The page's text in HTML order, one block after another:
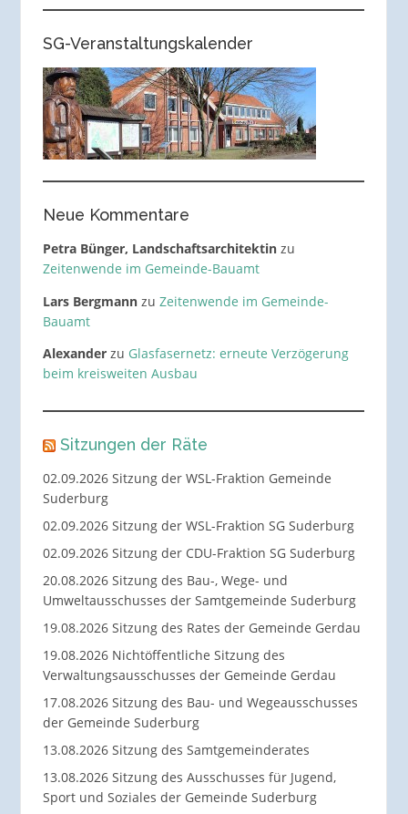
SG-Veranstaltungskalender
Neue Kommentare
Petra Bünger, Landschaftsarchitektinzu
Zeitenwende im Gemeinde-Bauamt
Lars Bergmannzu Zeitenwende im Gemeinde-
Bauamt
Alexanderzu Glasfasernetz: erneute Verzögerung
beim kreisweiten Ausbau
Sitzungen der Räte
02.09.2026 Sitzung der WSL-Fraktion Gemeinde
Suderburg
02.09.2026 Sitzung der WSL-Fraktion SG Suderburg
02.09.2026 Sitzung der CDU-Fraktion SG Suderburg
20.08.2026 Sitzung des Bau-, Wege- und
Umweltausschusses der Samtgemeinde Suderburg
19.08.2026 Sitzung des Rates der Gemeinde Gerdau
19.08.2026 Nichtöffentliche Sitzung des
Verwaltungsausschusses der Gemeinde Gerdau
17.08.2026 Sitzung des Bau- und Wegeausschusses
der Gemeinde Suderburg
13.08.2026 Sitzung des Samtgemeinderates
13.08.2026 Sitzung des Ausschusses für Jugend,
Sport und Soziales der Gemeinde Suderburg